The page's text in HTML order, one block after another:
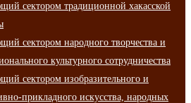
сектором традиционной хакасской
сектором народного творчества и
культурного сотрудничества
сектором изобразительного и
прикладного искусства, народных